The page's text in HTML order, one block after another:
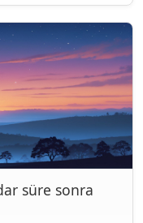
süre sonra